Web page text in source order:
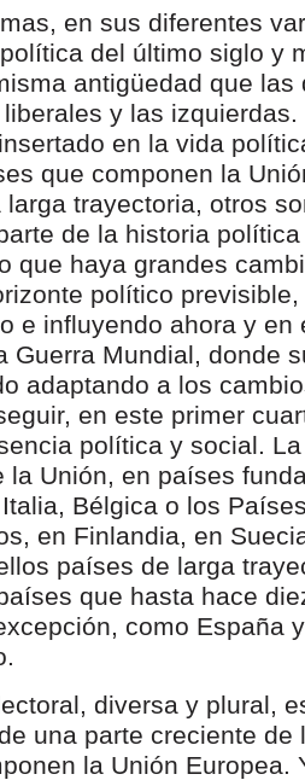
en sus diferentes
del último siglo y
antigüedad que las
y las
en la vida
que componen la
trayectoria, otros
de la historia
que haya grandes
político
e influyendo ahora y en
Guerra Mundial, donde
adaptando a los
en este primer
política y social.
la Unión, en países
Bélgica o los
en Finlandia, en
países de larga
que hasta hace
como España
diversa y plural,
una parte creciente de
la Unión Europea.